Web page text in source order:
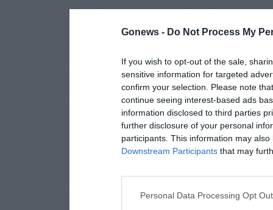
Gonews - Do Not Process My
If you wish to opt-out of the sale,
sensitive information for targeted
confirm your selection. Please note
continue seeing interest-based ads
information disclosed to third parties
further disclosure of your personal
participants. This information may
Downstream Participants that may
Personal Data Processing Opt